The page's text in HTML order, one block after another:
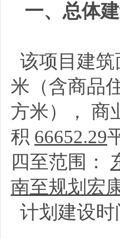
一、总体
该项目建筑
米（含商品
方米）， 商
积 66652.29
四至范围：
南至规划宏
计划建设时